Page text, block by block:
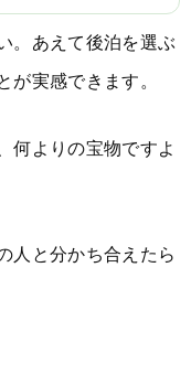
。あえて後泊を選ぶ
が実感できます。
何よりの宝物ですよ
人と分かち合えたら